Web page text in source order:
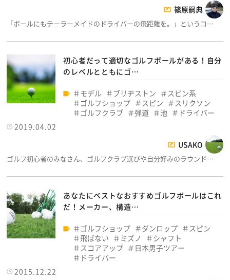
篠原嗣典
「ボールにもテーラーメイドのドライバーの飛距離を。」というコ…
初心者だって適切なゴルフボールがある！自分
のレベルとともにゴ…
モデル ブリヂストン
スピン系
ゴルフショップ
スピン
スリクソン
ゴルフクラブ
弾道 池
ドライバー
2019.04.02
USAKO
ゴルフ初心者のみなさん、ゴルフクラブ選びや自分好みのラウンド…
あなたにベストなおすすめゴルフボールはこれ
だ！メーカー、構造…
ゴルフショップ ダンロップ
スピン
飛ばない
ミズノ
シャフト
スコアアップ
日本男子ツアー
ドライバー
2015.12.22